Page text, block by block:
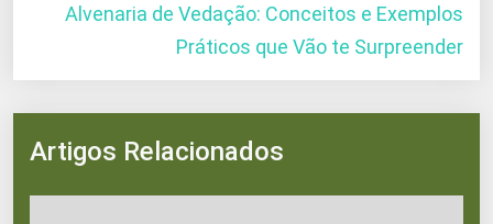
Alvenaria de Vedação: Conceitos e Exemplos
Práticos que Vão te Surpreender
Artigos Relacionados